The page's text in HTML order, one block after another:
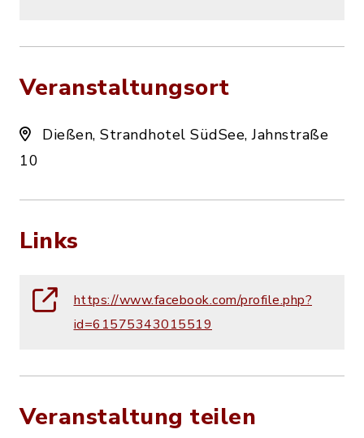
Veranstaltungsort
Dießen, Strandhotel SüdSee, Jahnstraße
10
Links
https://www.facebook.com/profile.php?
id=61575343015519
Veranstaltung teilen